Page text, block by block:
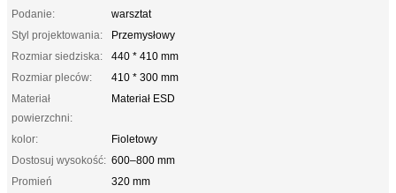
Podanie:
warsztat
Styl projektowania:
Przemysłowy
Rozmiar siedziska:
440 * 410 mm
Rozmiar pleców:
410 * 300 mm
Materiał
powierzchni:
Materiał ESD
kolor:
Fioletowy
Dostosuj wysokość: 600–800 mm
Promień
320 mm